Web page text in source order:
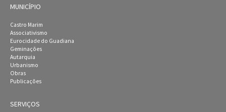
MUNICÍPIO
Castro Marim
Associativismo
Eurocidade do Guadiana
Geminações
Autarquia
Urbanismo
Obras
Publicações
SERVIÇOS